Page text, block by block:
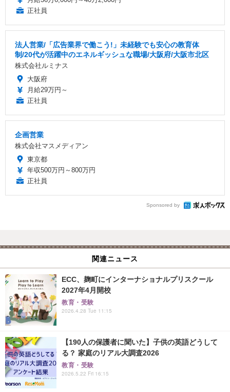
正社員
法人営業/「広告業界で働こう!」未経験でも安心の教育体
制/20代が活躍中のエネルギッシュな職場/大阪府/大阪市北区
株式会社ルミナス
大阪府
月給29万円～
正社員
企画営業
株式会社マスメディアン
東京都
年収500万円～800万円
正社員
Sponsored by
関連ニュース
ECC、麹町にインターナショナルプリスクール
2027年4月開校
教育・受験
2026.4.28 Tue 11:15
【190人の保護者に聞いた】子供の英語どうして
る？ 家庭のリアル大調査2026
教育・受験
2026.5.22 Fri 16:15